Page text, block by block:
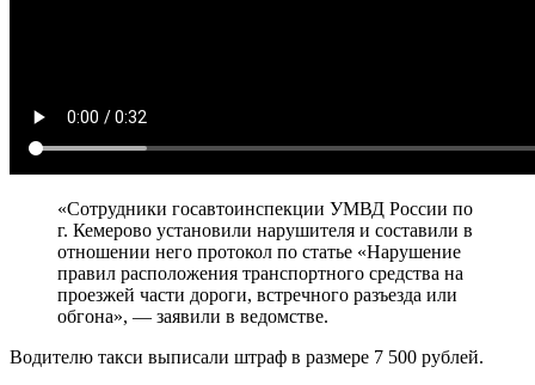
«Сотрудники госавтоинспекции УМВД России по
г. Кемерово установили нарушителя и составили в
отношении него протокол по статье «Нарушение
правил расположения транспортного средства на
проезжей части дороги, встречного разъезда или
обгона», — заявили в ведомстве.
Водителю такси выписали штраф в размере 7 500 рублей.